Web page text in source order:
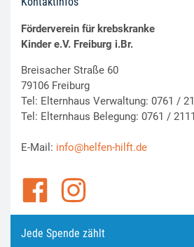
Förderverein für krebskranke
Kinder e.V. Freiburg i.Br.
Breisacher Straße 60
79106 Freiburg
Tel: Elternhaus Verwaltung: 0761 /
Tel: Elternhaus Belegung: 0761 /
E-Mail: info@helfen-hilft.de
Jede Spende zählt